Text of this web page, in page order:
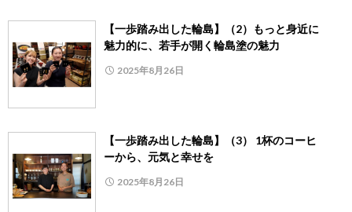
【一歩踏み出した輪島】（2）もっと身近に
魅力的に、若手が開く輪島塗の魅力
2025年8月26日
【一歩踏み出した輪島】（3） 1杯のコーヒ
ーから、元気と幸せを
2025年8月26日